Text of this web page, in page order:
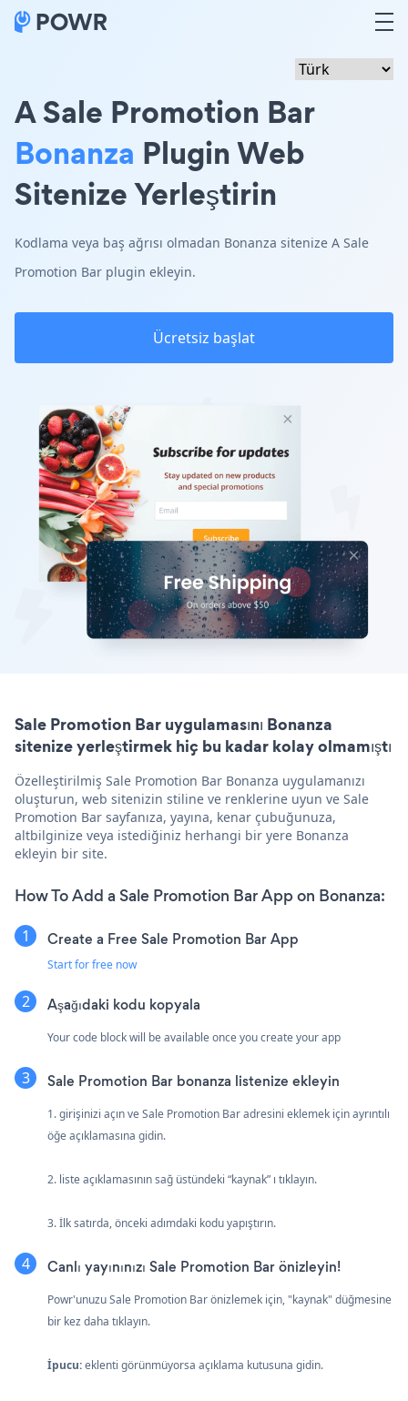
A Sale Promotion Bar
Bonanza Plugin Web
Sitenize Yerleştirin
Kodlama veya baş ağrısı olmadan Bonanza sitenize A Sale
Promotion Bar plugin ekleyin.
Ücretsiz başlat
Sale Promotion Bar uygulamasını Bonanza
sitenize yerleştirmek hiç bu kadar kolay olmamıştı
Özelleştirilmiş Sale Promotion Bar Bonanza uygulamanızı
oluşturun, web sitenizin stiline ve renklerine uyun ve Sale
Promotion Bar sayfanıza, yayına, kenar çubuğunuza,
altbilginize veya istediğiniz herhangi bir yere Bonanza
ekleyin bir site.
How To Add a Sale Promotion Bar App on Bonanza:
Create a Free Sale Promotion Bar App
Start for free now
Aşağıdaki kodu kopyala
Your code block will be available once you create your app
Sale Promotion Bar bonanza listenize ekleyin
1. girişinizi açın ve Sale Promotion Bar adresini eklemek için ayrıntılı
öğe açıklamasına gidin.
2. liste açıklamasının sağ üstündeki “kaynak” ı tıklayın.
3. İlk satırda, önceki adımdaki kodu yapıştırın.
Canlı yayınınızı Sale Promotion Bar önizleyin!
Powr'unuzu Sale Promotion Bar önizlemek için, "kaynak" düğmesine
bir kez daha tıklayın.
İpucu:eklenti görünmüyorsa açıklama kutusuna gidin.